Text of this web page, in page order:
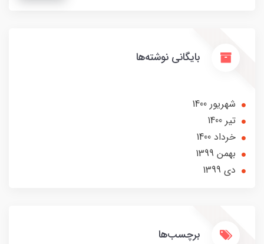
بایگانی نوشته‌ها
شهریور 1400
تير 1400
خرداد 1400
بهمن 1399
دی 1399
برچسب‌ها